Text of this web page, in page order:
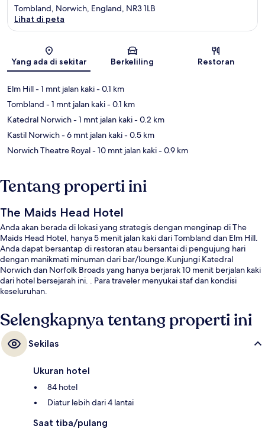
Peta
Tombland, Norwich, England, NR3 1LB
Lihat di peta
Yang ada di sekitar Berkeliling Restoran
Elm Hill- 1 mnt jalan kaki- 0.1 km
Tombland - 1 mnt jalan kaki- 0.1 km
Katedral Norwich- 1 mnt jalan kaki- 0.2 km
Kastil Norwich- 6 mnt jalan kaki- 0.5 km
Norwich Theatre Royal- 10 mnt jalan kaki- 0.9 km
Tentang properti ini
The Maids Head Hotel
Anda akan berada di lokasi yang strategis dengan menginap di The
Maids Head Hotel, hanya 5 menit jalan kaki dari Tombland dan Elm Hill.
Anda dapat bersantap di restoran atau bersantai di pengujung hari
dengan manikmati minuman dari bar/lounge.Kunjungi Katedral
Norwich dan Norfolk Broads yang hanya berjarak 10 menit berjalan kaki
dari hotel bersejarah ini. . Para traveler menyukai staf dan kondisi
keseluruhan.
Selengkapnya tentang properti ini
Sekilas
Ukuran hotel
84 hotel
Diatur lebih dari 4 lantai
Saat tiba/pulang